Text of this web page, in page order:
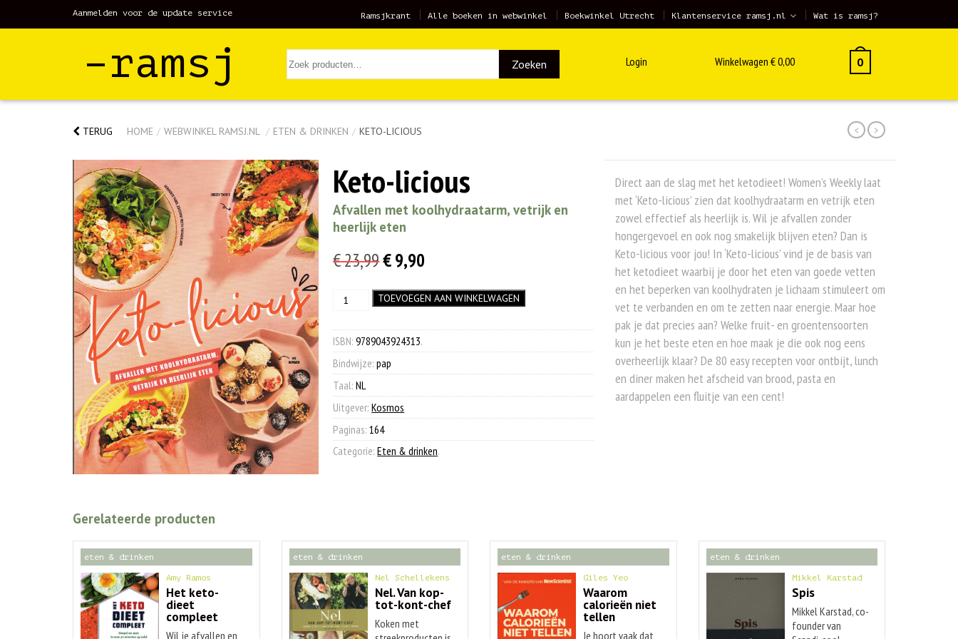
Aanmelden voor de update service Ramsjkrant Alle boeken in webwinkel Boekwinkel Utrecht Klantenservice ramsj.nl Wat is ramsj?
–ramsj Zoeken Login Winkelwagen €0,00 0
TERUG HOME / WEBWINKEL RAMSJ.NL / ETEN & DRINKEN / KETO-LICIOUS < >
Keto-licious
Afvallen met koolhydraatarm, vetrijk en
heerlijk eten
€23,99Oorspronkelijke
was:
€ 23,99.
€9,90
is:
€ 9,90.
Keto-
TOEVOEGEN AAN WINKELWAGEN
ISBN:9789043924313.
Bindwijze:pap
Taal:NL
Uitgever:Kosmos
Paginas:164
Categorie:Eten & drinken.
Direct aan de slag met het ketodieet! Women’s Weekly laat
met ‘Keto-licious’ zien dat koolhydraatarm en vetrijk eten
zowel effectief als heerlijk is. Wil je afvallen zonder
hongergevoel en ook nog smakelijk blijven eten? Dan is
Keto-licious voor jou! In ‘Keto-licious’ vind je de basis van
het ketodieet waarbij je door het eten van goede vetten
en het beperken van koolhydraten je lichaam stimuleert om
vet te verbanden en om te zetten naar energie. Maar hoe
pak je dat precies aan? Welke fruit- en groentensoorten
kun je het beste eten en hoe maak je die ook nog eens
overheerlijk klaar? De 80 easy recepten voor ontbijt, lunch
en diner maken het afscheid van brood, pasta en
aardappelen een fluitje van een cent!
Gerelateerde producten
eten & drinken
Amy Ramos
Het keto-
dieet
compleet
Wil je afvallen en
eten & drinken
Nel Schellekens
Nel. Van kop-
tot-kont-chef
Koken met
eten & drinken
Giles Yeo
Waarom
calorieën niet
tellen
Je hoort vaak dat
eten & drinken
Mikkel Karstad
Spis
Mikkel Karstad, co-
founder van